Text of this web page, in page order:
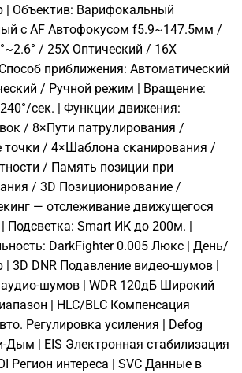
| Объектив: Варифокальный
с AF Автофокусом f5.9~147.5мм /
/ 25X Оптический / 16X
приближения: Автоматический
/ Ручной режим | Вращение:
сек. | Функции движения:
/ 8×Пути патрулирования /
точки / 4×Шаблона сканирования /
/ Память позиции при
/ 3D Позиционирование /
— отслеживание движущегося
Подсветка: Smart ИК до 200м. |
DarkFighter 0.005 Люкс | День/
3D DNR Подавление видео-шумов |
аудио-шумов | WDR 120дБ Широкий
| HLC/BLC Компенсация
Регулировка усиления | Defog
Дым | EIS Электронная стабилизация
Регион интереса | SVC Данные в